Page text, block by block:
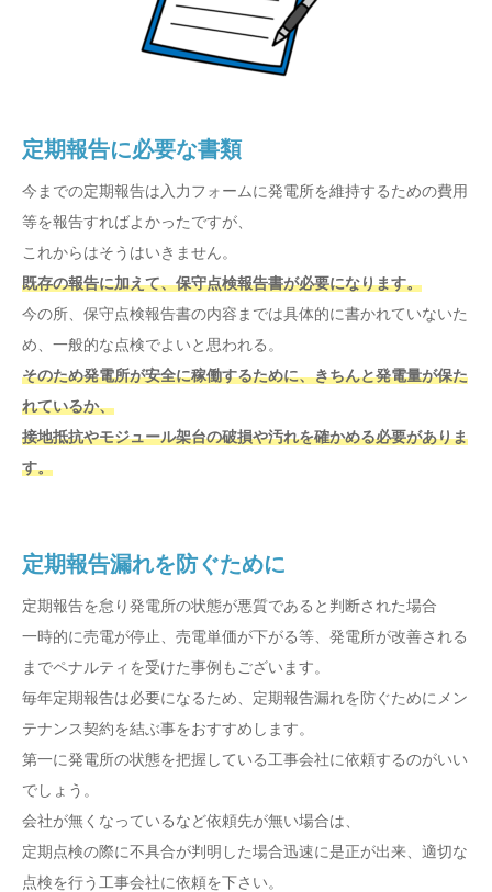
定期報告に必要な書類
今までの定期報告は入力フォームに発電所を維持するための費用
等を報告すればよかったですが、
これからはそうはいきません。
既存の報告に加えて、保守点検報告書が必要になります。
今の所、保守点検報告書の内容までは具体的に書かれていないた
め、一般的な点検でよいと思われる。
そのため発電所が安全に稼働するために、きちんと発電量が保た
れているか、
接地抵抗やモジュール架台の破損や汚れを確かめる必要がありま
す。
定期報告漏れを防ぐために
定期報告を怠り発電所の状態が悪質であると判断された場合
一時的に売電が停止、売電単価が下がる等、発電所が改善される
までペナルティを受けた事例もございます。
毎年定期報告は必要になるため、定期報告漏れを防ぐためにメン
テナンス契約を結ぶ事をおすすめします。
第一に発電所の状態を把握している工事会社に依頼するのがいい
でしょう。
会社が無くなっているなど依頼先が無い場合は、
定期点検の際に不具合が判明した場合迅速に是正が出来、適切な
点検を行う工事会社に依頼を下さい。